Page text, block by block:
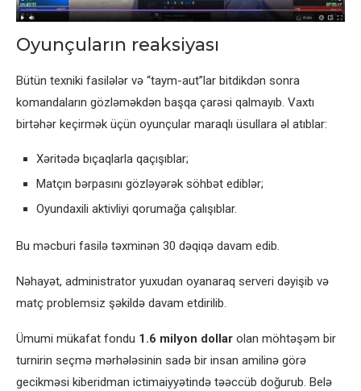
Oyunçuların reaksiyası
Bütün texniki fasilələr və “taym-aut”lar bitdikdən sonra
komandaların gözləməkdən başqa çarəsi qalmayıb. Vaxtı
birtəhər keçirmək üçün oyunçular maraqlı üsullara əl atıblar:
Xəritədə bıçaqlarla qaçışıblar;
Matçın bərpasını gözləyərək söhbət ediblər;
Oyundaxili aktivliyi qorumağa çalışıblar.
Bu məcburi fasilə təxminən 30 dəqiqə davam edib.
Nəhayət, administrator yuxudan oyanaraq serveri dəyişib və
matç problemsiz şəkildə davam etdirilib.
Ümumi mükafat fondu 1.6 milyon dollar olan möhtəşəm bir
turnirin seçmə mərhələsinin sadə bir insan amilinə görə
gecikməsi kiberidman ictimaiyyətində təəccüb doğurub. Belə